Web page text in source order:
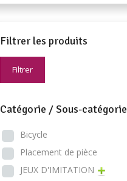
Filtrer les produits
Filtrer
Catégorie / Sous-catégorie
Bicycle
Placement de pièce
JEUX D'IMITATION